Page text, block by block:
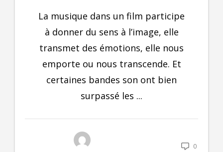
La musique dans un film participe
à donner du sens à l’image, elle
transmet des émotions, elle nous
emporte ou nous transcende. Et
certaines bandes son ont bien
surpassé les ...
0